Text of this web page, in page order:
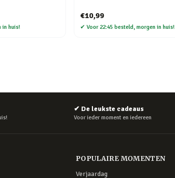
in huis!
€10,99
✔ Voor 22:45 besteld, morgen in huis!
✔ De leukste cadeaus
Voor ieder moment en iedereen
POPULAIRE MOMENTEN
Verjaardag